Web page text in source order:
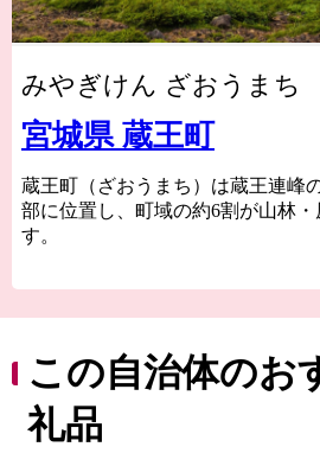
みやぎけん ざおうまち
宮城県 蔵王町
蔵王町（ざおうまち）は蔵王連峰
部に位置し、町域の約6割が山林
す。
煮会での逸品『里芋』。全国的に
牛・豚・鶏・鴨の肉類や卵。そし
ら、飲料水の生産工場もございます
この自治体のお
礼品